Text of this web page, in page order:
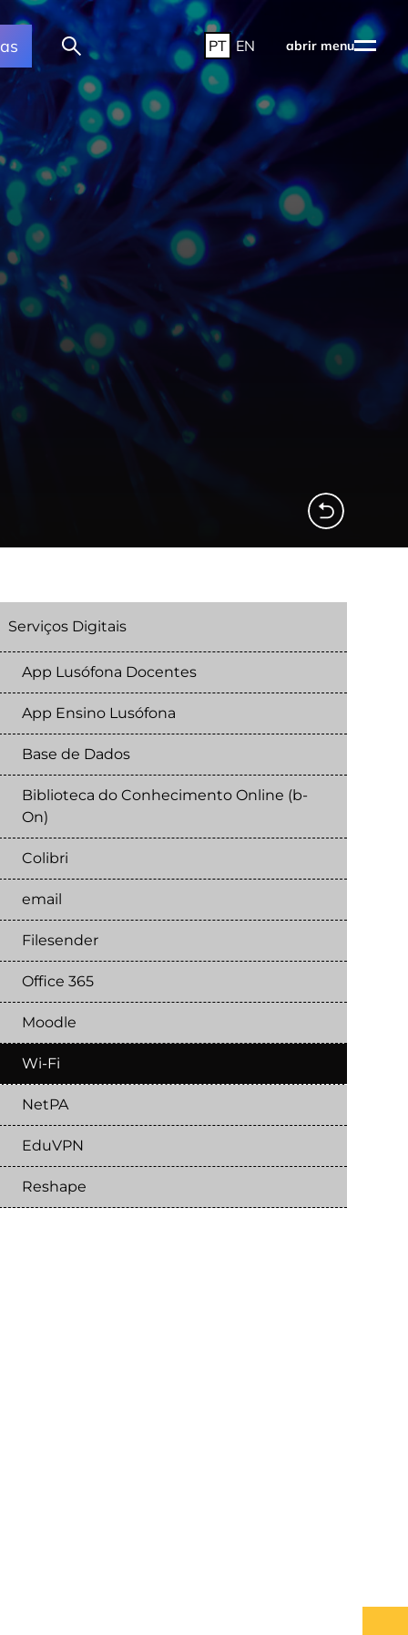
PT EN abrir menu
Serviços Digitais
App Lusófona Docentes
App Ensino Lusófona
Base de Dados
Biblioteca do Conhecimento Online (b-
On)
Colibri
email
Filesender
Office 365
Moodle
Wi-Fi
NetPA
EduVPN
Reshape